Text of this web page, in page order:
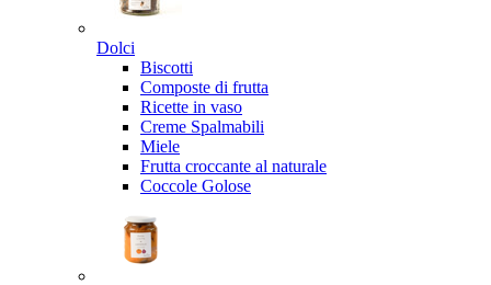
Dolci
Biscotti
Composte di frutta
Ricette in vaso
Creme Spalmabili
Miele
Frutta croccante al naturale
Coccole Golose